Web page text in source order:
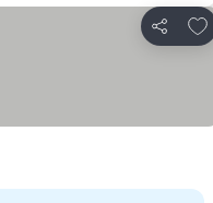
Teilen
Zu